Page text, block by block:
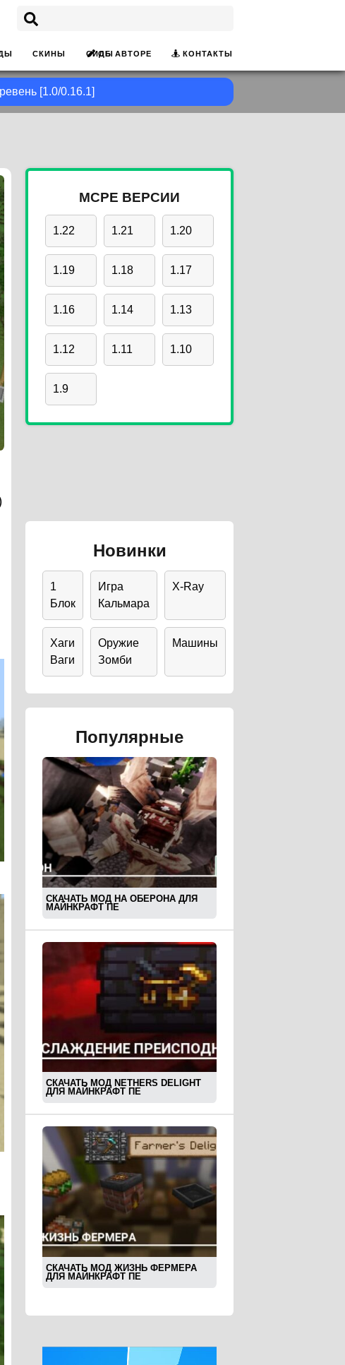
СКИНЫ СИДЫОБ АВТОРЕ КОНТАКТЫ
[1.0/0.16.1]
MCPE ВЕРСИИ
1.22 1.21 1.20
1.19 1.18 1.17
1.16 1.14 1.13
1.12 1.11 1.10
1.9
Новинки
1
Блок
Игра
Кальмара
X-Ray
Хаги
Ваги
Оружие
Зомби
Машины
Популярные
СКАЧАТЬ МОД НА ОБЕРОНА ДЛЯ
МАЙНКРАФТ ПЕ
СКАЧАТЬ МОД NETHERS DELIGHT
ДЛЯ МАЙНКРАФТ ПЕ
СКАЧАТЬ МОД ЖИЗНЬ ФЕРМЕРА
ДЛЯ МАЙНКРАФТ ПЕ